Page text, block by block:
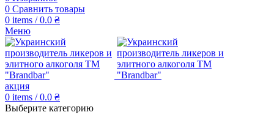
0 Сравнить товары
0 items / 0.0 ₴
Меню
акция
0 items / 0.0 ₴
Выберите категорию